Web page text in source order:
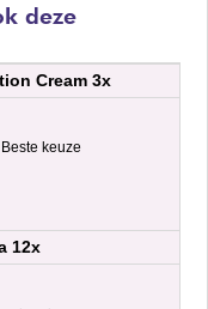
deze
Cream 3x
keuze
12x